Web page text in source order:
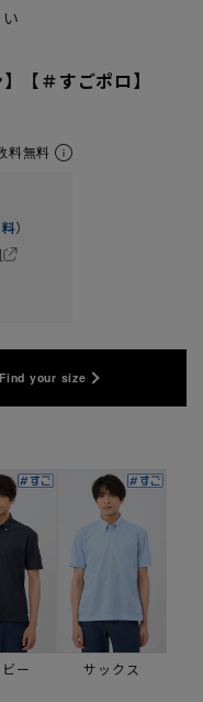
【＃すごポロ】
料無料
）
Find your size
ー サックス